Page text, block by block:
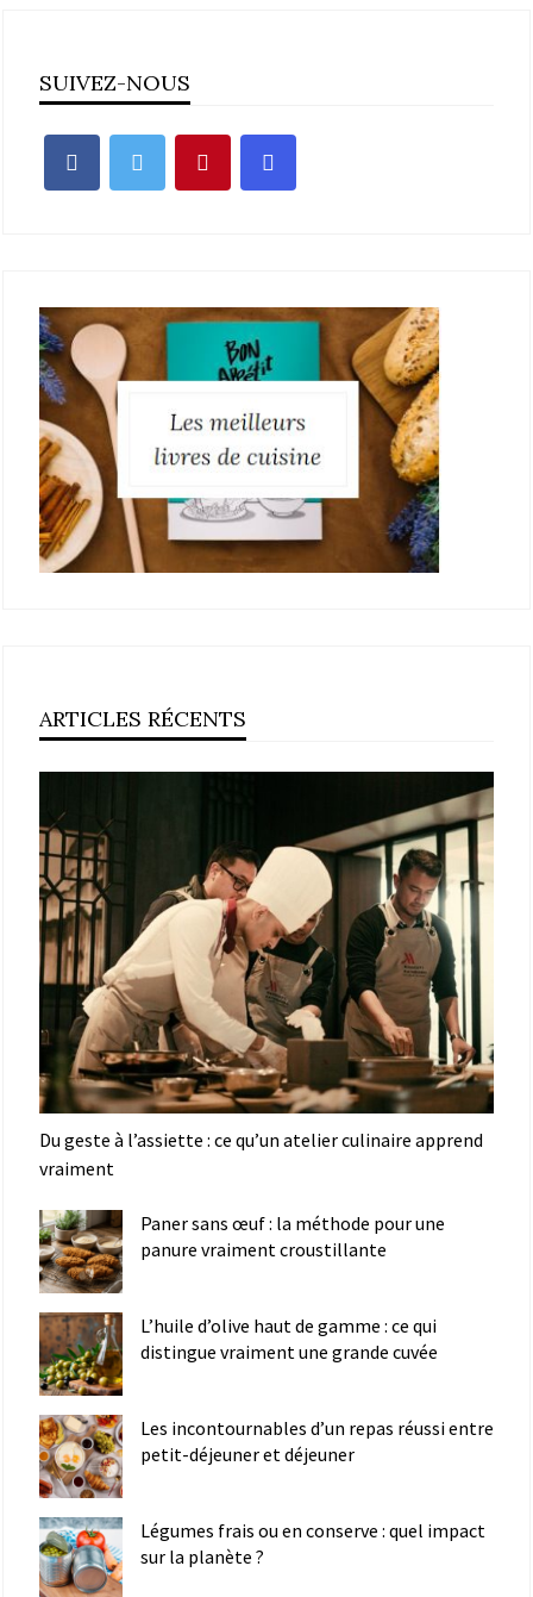
SUIVEZ-NOUS
ARTICLES RÉCENTS
Du geste à l’assiette : ce qu’un atelier culinaire apprend
vraiment
Paner sans œuf : la méthode pour une
panure vraiment croustillante
L’huile d’olive haut de gamme : ce qui
distingue vraiment une grande cuvée
Les incontournables d’un repas réussi entre
petit-déjeuner et déjeuner
Légumes frais ou en conserve : quel impact
sur la planète ?